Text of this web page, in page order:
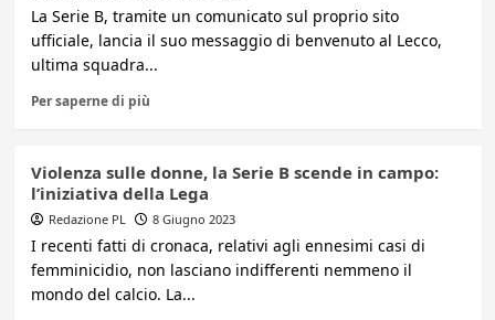
La Serie B, tramite un comunicato sul proprio sito
ufficiale, lancia il suo messaggio di benvenuto al Lecco,
ultima squadra...
Per saperne di più
Violenza sulle donne, la Serie B scende in campo:
l’iniziativa della Lega
Redazione PL 8 Giugno 2023
I recenti fatti di cronaca, relativi agli ennesimi casi di
femminicidio, non lasciano indifferenti nemmeno il
mondo del calcio. La...